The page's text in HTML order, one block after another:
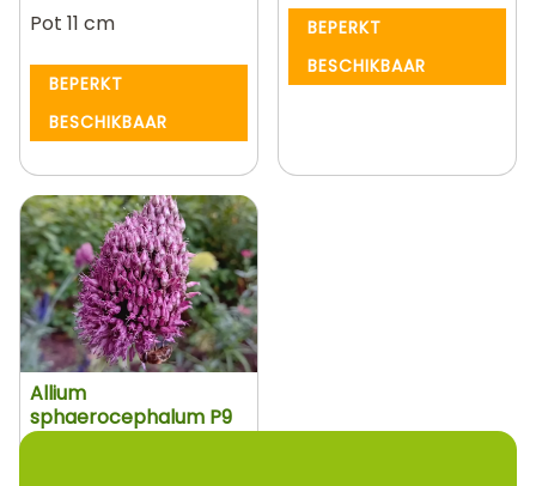
Pot 11 cm
BEPERKT
BESCHIKBAAR
BEPERKT
BESCHIKBAAR
Allium
sphaerocephalum P9